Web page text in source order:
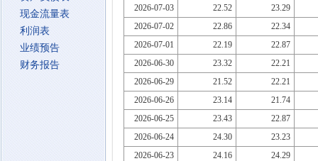
现金流量表
利润表
业绩预告
财务报告
2026-07-03
22.52
23.29
2026-07-02
22.86
22.34
2026-07-01
22.19
22.87
2026-06-30
23.32
22.21
2026-06-29
21.52
22.21
2026-06-26
23.14
21.74
2026-06-25
23.43
22.87
2026-06-24
24.30
23.23
2026-06-23
24.16
24.29